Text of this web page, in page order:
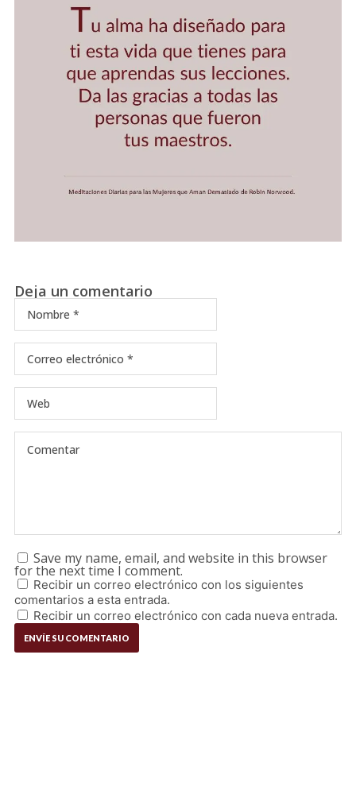
Deja un comentario
Save my name, email, and website in this browser
for the next time I comment.
Recibir un correo electrónico con los siguientes
comentarios a esta entrada.
Recibir un correo electrónico con cada nueva entrada.